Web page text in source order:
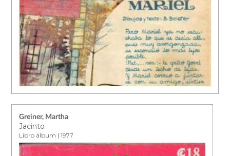
Greiner, Martha
Jacinto
Libro álbum | 1977